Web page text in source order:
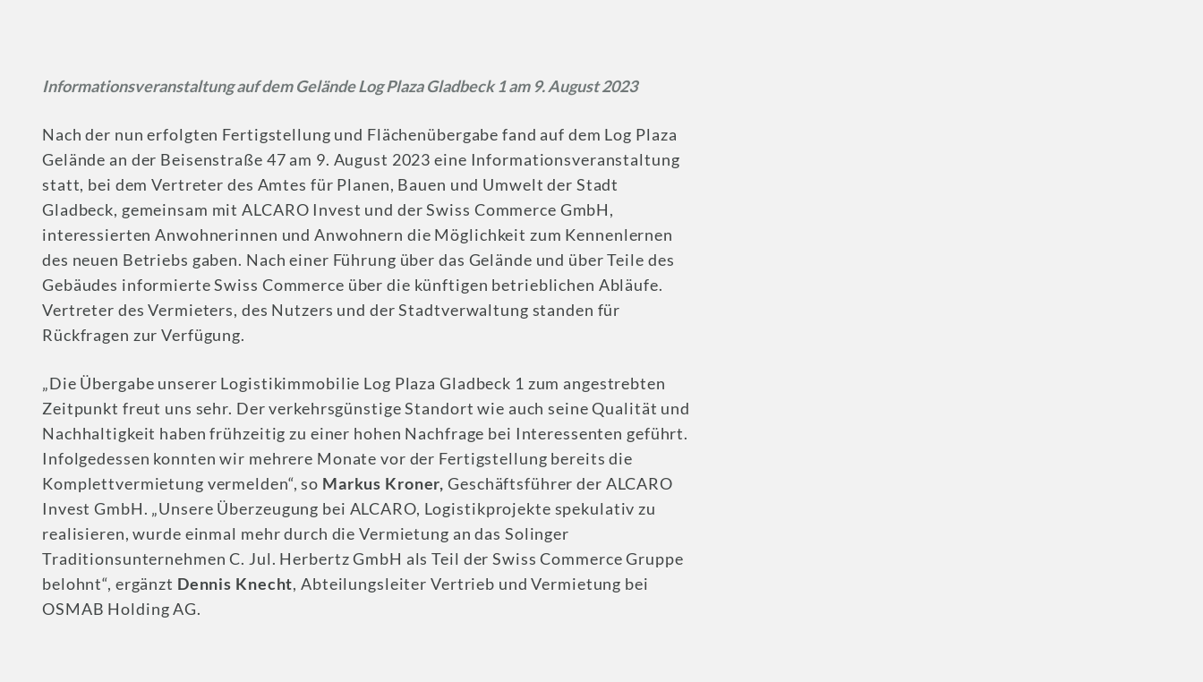
Informationsveranstaltung auf dem Gelände Log Plaza Gladbeck 1 am 9. August 2023
Nach der nun erfolgten Fertigstellung und Flächenübergabe fand auf dem Log Plaza
Gelände an der Beisenstraße 47 am 9. August 2023 eine Informationsveranstaltung
statt, bei dem Vertreter des Amtes für Planen, Bauen und Umwelt der Stadt
Gladbeck, gemeinsam mit ALCARO Invest und der Swiss Commerce GmbH,
interessierten Anwohnerinnen und Anwohnern die Möglichkeit zum Kennenlernen
des neuen Betriebs gaben. Nach einer Führung über das Gelände und über Teile des
Gebäudes informierte Swiss Commerce über die künftigen betrieblichen Abläufe.
Vertreter des Vermieters, des Nutzers und der Stadtverwaltung standen für
Rückfragen zur Verfügung.
„Die Übergabe unserer Logistikimmobilie Log Plaza Gladbeck 1 zum angestrebten
Zeitpunkt freut uns sehr. Der verkehrsgünstige Standort wie auch seine Qualität und
Nachhaltigkeit haben frühzeitig zu einer hohen Nachfrage bei Interessenten geführt.
Infolgedessen konnten wir mehrere Monate vor der Fertigstellung bereits die
Komplettvermietung vermelden“, so Markus Kroner, Geschäftsführer der ALCARO
Invest GmbH. „Unsere Überzeugung bei ALCARO, Logistikprojekte spekulativ zu
realisieren, wurde einmal mehr durch die Vermietung an das Solinger
Traditionsunternehmen C. Jul. Herbertz GmbH als Teil der Swiss Commerce Gruppe
belohnt“, ergänzt Dennis Knecht, Abteilungsleiter Vertrieb und Vermietung bei
OSMAB Holding AG.